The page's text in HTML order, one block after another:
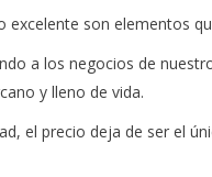
son elementos
a los negocios de
y lleno de vida.
el precio deja de ser el